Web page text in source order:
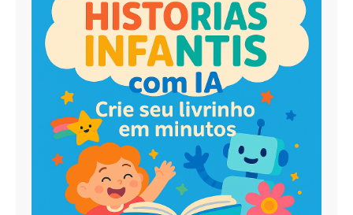
Criador
Livros
Infantis
Transforme
Imaginação